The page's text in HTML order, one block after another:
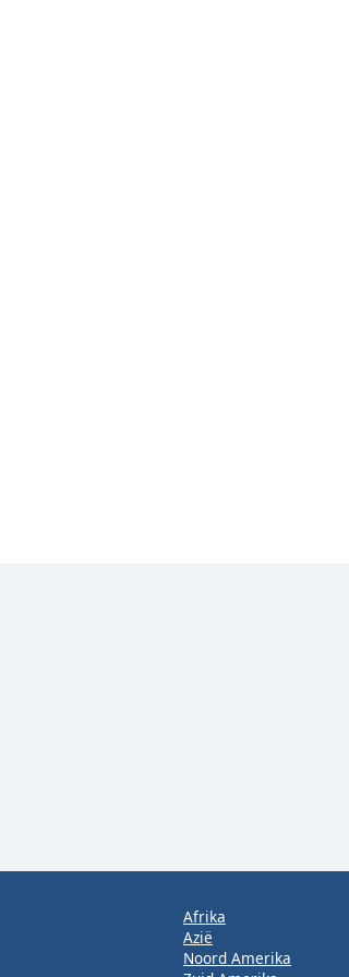
Afrika
Azië
Noord Amerika